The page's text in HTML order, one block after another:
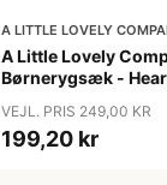
A LITTLE LOVELY
A Little Lovely
Børnerygsæk -
VEJL. PRIS 249,00 KR
199,20 kr